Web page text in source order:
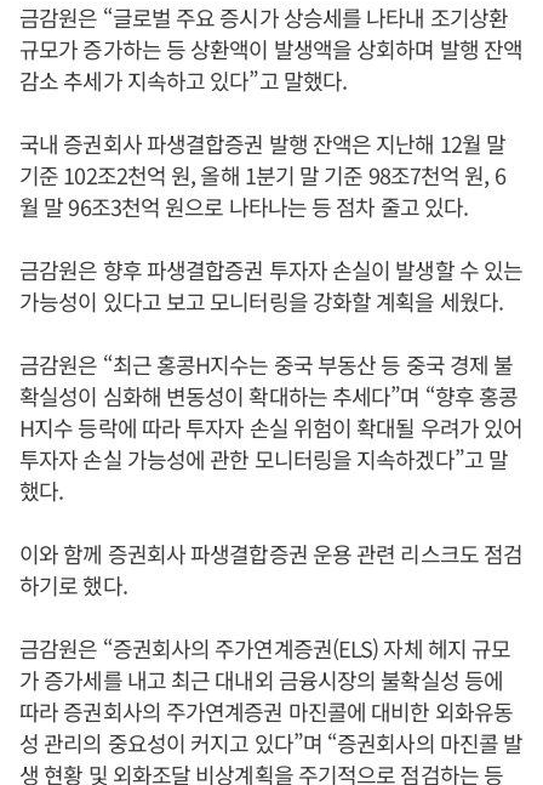
금감원은 “글로벌 주요 증시가 상승세를 나타내 조기상환
규모가 증가하는 등 상환액이 발생액을 상회하며 발행 잔액
감소 추세가 지속하고 있다”고 말했다.
국내 증권회사 파생결합증권 발행 잔액은 지난해 12월 말
기준 102조2천억 원, 올해 1분기 말 기준 98조7천억 원, 6
월 말 96조3천억 원으로 나타나는 등 점차 줄고 있다.
금감원은 향후 파생결합증권 투자자 손실이 발생할 수 있는
가능성이 있다고 보고 모니터링을 강화할 계획을 세웠다.
금감원은 “최근 홍콩H지수는 중국 부동산 등 중국 경제 불
확실성이 심화해 변동성이 확대하는 추세다”며 “향후 홍콩
H지수 등락에 따라 투자자 손실 위험이 확대될 우려가 있어
투자자 손실 가능성에 관한 모니터링을 지속하겠다”고 말
했다.
이와 함께 증권회사 파생결합증권 운용 관련 리스크도 점검
하기로 했다.
금감원은 “증권회사의 주가연계증권(ELS) 자체 헤지 규모
가 증가세를 내고 최근 대내외 금융시장의 불확실성 등에
따라 증권회사의 주가연계증권 마진콜에 대비한 외화유동
성 관리의 중요성이 커지고 있다”며 “증권회사의 마진콜 발
생 현황 및 외화조달 비상계획을 주기적으로 점검하는 등